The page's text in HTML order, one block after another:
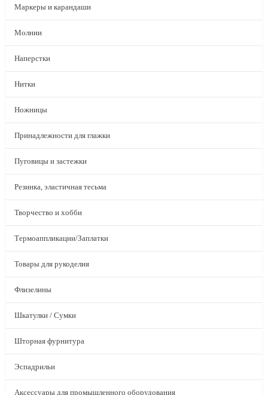
Маркеры и карандаши
Молнии
Наперстки
Нитки
Ножницы
Принадлежности для глажки
Пуговицы и застежки
Резинка, эластичная тесьма
Творчество и хобби
Термоаппликации/Заплатки
Товары для рукоделия
Флизелины
Шкатулки / Сумки
Шторная фурнитура
Эспадрильи
Аксессуары для промышленного оборудования